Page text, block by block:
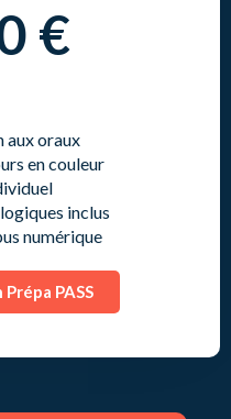
€
aux oraux
en couleur
inclus
numérique
PASS